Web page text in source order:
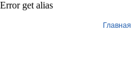
Error get alias
Главная